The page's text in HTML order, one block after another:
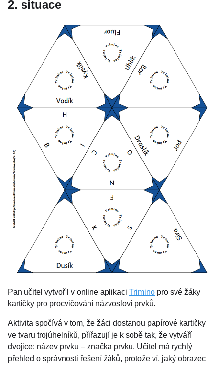
2. situace
Pan učitel vytvořil v online aplikaci Trimino pro své žáky
kartičky pro procvičování názvosloví prvků.
Aktivita spočívá v tom, že žáci dostanou papírové kartičky
ve tvaru trojúhelníků, přiřazují je k sobě tak, že vytváří
dvojice: název prvku – značka prvku. Učitel má rychlý
přehled o správnosti řešení žáků, protože ví, jaký obrazec